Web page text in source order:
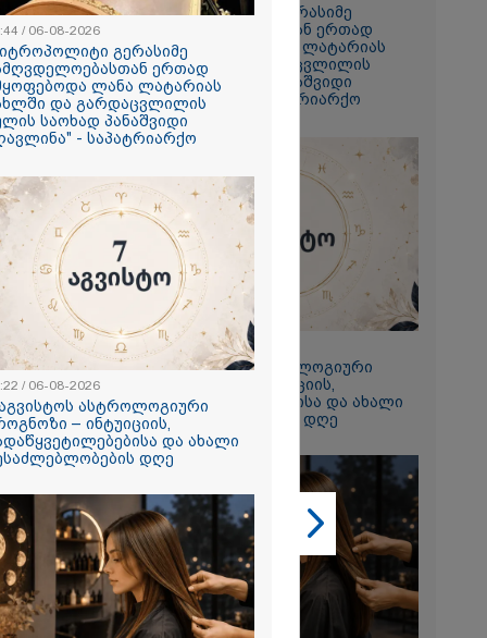
ემუქრება ნია
მას
აბურდული
რომ
გიგა
ადვოკატი
"მიტროპოლიტი გერასიმე
სამღვდელოებასთან ერთად
იმყოფებოდა ლანა ლატარიას
სახლში და გარდაცვლილის
სულის საოხად პანაშვიდი
აღავლინა" - საპატრიარქო
23:22 / 06-08-2026
7 აგვისტოს ასტროლოგიური
პროგნოზი – ინტუიციის,
გადაწყვეტილებებისა და ახალი
შესაძლებლობების დღე
/ 06-08-2026
გერასიმე
ერთად
ლანა ლატარიას
და გარდაცვლილის
საოხად პანაშვიდი
- საპატრიარქო
/ 06-08-2026
ასტროლოგიური
– ინტუიციის,
და ახალი
დღე